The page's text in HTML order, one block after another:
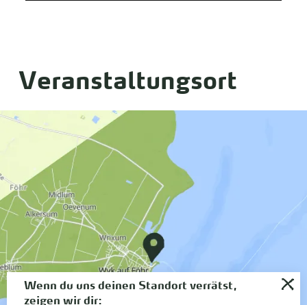
Veranstaltungsort
Wenn du uns deinen Standort verrätst,
zeigen wir dir: